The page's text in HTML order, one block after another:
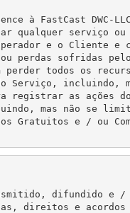
à FastCast
serviço ou
Operador e o
perdas sofridas
todos os
Serviço,
registrar as ações
mas não se
e / ou
difundido e
direitos e acordos